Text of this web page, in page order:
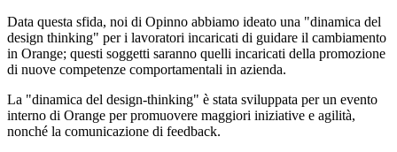
Data questa sfida, noi di Opinno abbiamo ideato una "dinamica del
design thinking" per i lavoratori incaricati di guidare il cambiamento
in Orange; questi soggetti saranno quelli incaricati della promozione
di nuove competenze comportamentali in azienda.
La "dinamica del design-thinking" è stata sviluppata per un evento
interno di Orange per promuovere maggiori iniziative e agilità,
nonché la comunicazione di feedback.